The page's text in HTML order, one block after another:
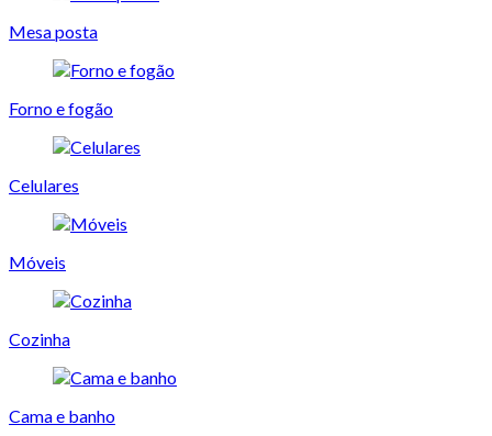
Mesa posta
Forno e fogão
Celulares
Móveis
Cozinha
Cama e banho